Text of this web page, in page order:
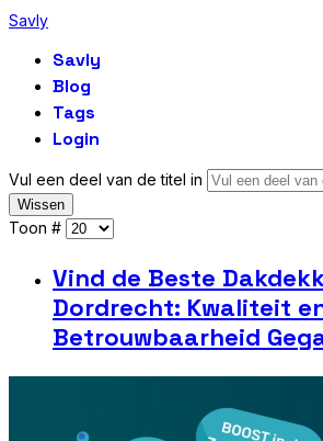
Savly
Savly
Blog
Tags
Login
Vul een deel van de titel in
Wissen
Toon #
Vind de Beste
Dordrecht: Kwaliteit
Betrouwbaarheid